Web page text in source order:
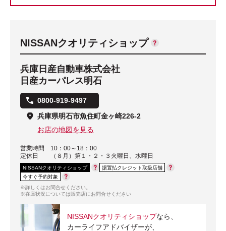
NISSANクオリティショップ
兵庫日産自動車株式会社
日産カーパレス明石
0800-919-9497
兵庫県明石市魚住町金ヶ崎226-2
お店の地図を見る
営業時間
10：00～18：00
定休日
（８月）第１・２・３火曜日、水曜日
NISSANクオリティショップ
据置払クレジット取扱店舗
今すぐ予約対象
※詳しくはお問合せください。
※在庫状況については販売店にお問合せください
NISSANクオリティショップなら、
カーライフアドバイザーが、